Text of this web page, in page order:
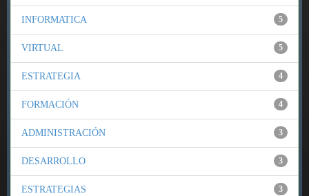
5
INFORMATICA
5
VIRTUAL
4
ESTRATEGIA
4
FORMACIÓN
3
ADMINISTRACIÓN
3
DESARROLLO
3
ESTRATEGIAS